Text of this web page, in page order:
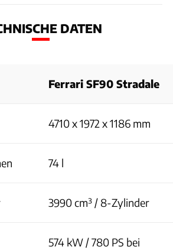
DATEN
Ferrari SF90 Stradale
4710 x 1972 x 1186 mm
74 l
3990 cm³ / 8-Zylinder
574 kW / 780 PS bei